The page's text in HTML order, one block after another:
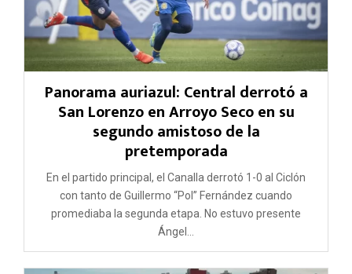
Panorama auriazul: Central derrotó a
San Lorenzo en Arroyo Seco en su
segundo amistoso de la
pretemporada
En el partido principal, el Canalla derrotó 1-0 al Ciclón
con tanto de Guillermo “Pol” Fernández cuando
promediaba la segunda etapa. No estuvo presente
Ángel...